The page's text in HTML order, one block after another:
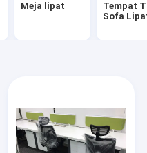
Meja lipat
Tempat
Sofa